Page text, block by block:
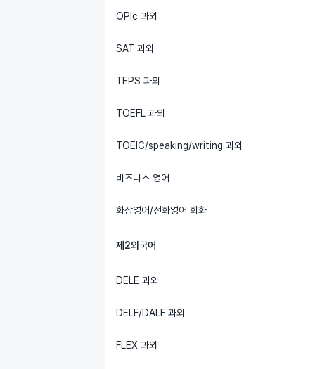
OPIc 과외
SAT 과외
TEPS 과외
TOEFL 과외
TOEIC/speaking/writing 과외
비즈니스 영어
화상영어/전화영어 회화
제2외국어
DELE 과외
DELF/DALF 과외
FLEX 과외